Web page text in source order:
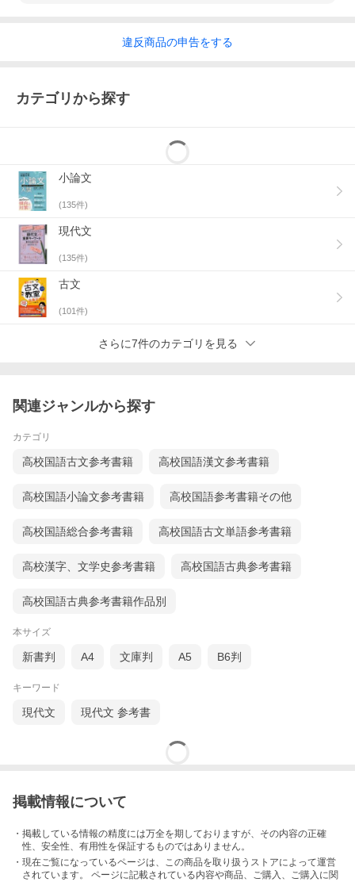
違反商品の申告をする
カテゴリから探す
小論文
(135件)
現代文
(135件)
古文
(101件)
さらに7件のカテゴリを見る
関連ジャンルから探す
カテゴリ
高校国語古文参考書籍 高校国語漢文参考書籍
高校国語小論文参考書籍 高校国語参考書籍その他
高校国語総合参考書籍 高校国語古文単語参考書籍
高校漢字、文学史参考書籍 高校国語古典参考書籍
高校国語古典参考書籍作品別
本サイズ
新書判 A4 文庫判 A5 B6判
キーワード
現代文 現代文 参考書
掲載情報について
・掲載している情報の精度には万全を期しておりますが、その内容の正確
性、安全性、有用性を保証するものではありません。
・現在ご覧になっているページは、この商品を取り扱うストアによって運営
されています。 ページに記載されている内容や商品、ご購入 、ご購入に関